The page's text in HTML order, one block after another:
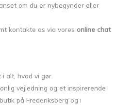
om du er nybegynder eller
kontakte os via vores online chat
alt, hvad vi gør.
vejledning og et inspirerende
på Frederiksberg og i